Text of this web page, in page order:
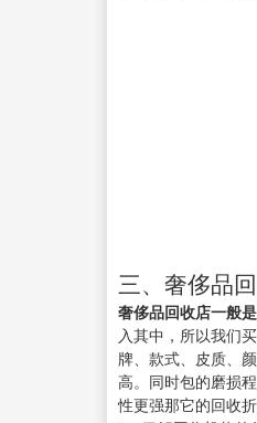
三、奢侈品
奢侈品回收店一般
入其中，所以我们
牌、款式、皮质、
高。同时包的磨损
性更强那它的回收